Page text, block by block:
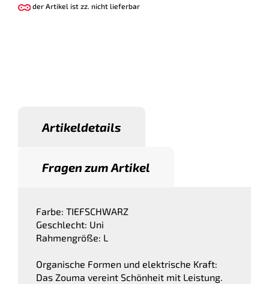
der Artikel ist zz. nicht lieferbar
Artikeldetails
Fragen zum Artikel
Farbe: TIEFSCHWARZ
Geschlecht: Uni
Rahmengröße: L
Organische Formen und elektrische Kraft:
Das Zouma vereint Schönheit mit Leistung.